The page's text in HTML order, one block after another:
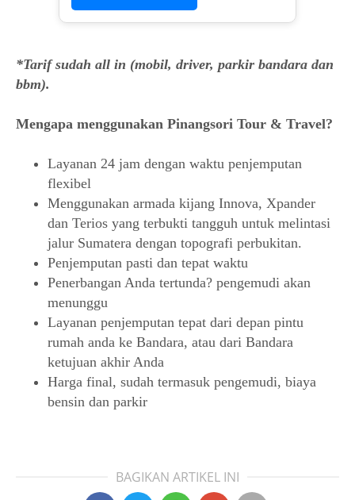
*Tarif sudah all in (mobil, driver, parkir bandara dan
bbm).
Mengapa menggunakan Pinangsori Tour & Travel?
Layanan 24 jam dengan waktu penjemputan
flexibel
Menggunakan armada kijang Innova, Xpander
dan Terios yang terbukti tangguh untuk melintasi
jalur Sumatera dengan topografi perbukitan.
Penjemputan pasti dan tepat waktu
Penerbangan Anda tertunda? pengemudi akan
menunggu
Layanan penjemputan tepat dari depan pintu
rumah anda ke Bandara, atau dari Bandara
ketujuan akhir Anda
Harga final, sudah termasuk pengemudi, biaya
bensin dan parkir
BAGIKAN ARTIKEL INI